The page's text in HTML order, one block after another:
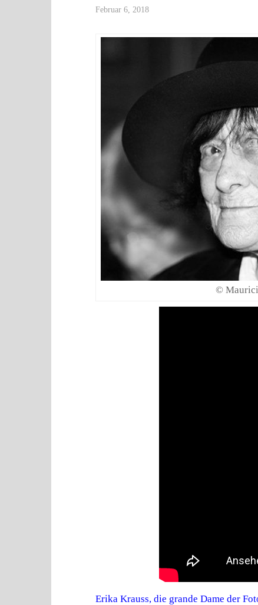
Februar 6, 2018
©
Erika Krauss, die grande Dame der